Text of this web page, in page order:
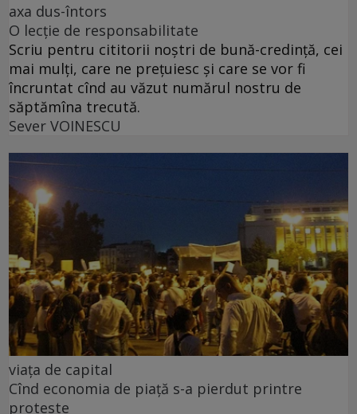
axa dus-întors
O lecție de responsabilitate
Scriu pentru cititorii noștri de bună-credință, cei
mai mulți, care ne prețuiesc și care se vor fi
încruntat cînd au văzut numărul nostru de
săptămîna trecută.
Sever VOINESCU
viața de capital
Cînd economia de piață s-a pierdut printre
proteste